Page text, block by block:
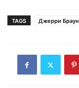
TAGS Джерри Браун